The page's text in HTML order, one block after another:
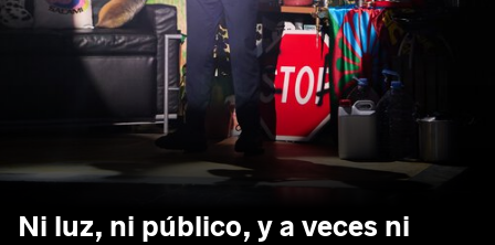
Ni luz, ni público, y a veces ni